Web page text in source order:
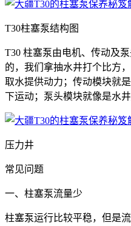
T30柱塞泵结构图
T30 柱塞泵由电机、传动及
的，我们拿抽水井打个比方
取水提供动力；传动模块就
下运动；泵头模块就像是水
压力井
常见问题
一、柱塞泵流量少
柱塞泵运行比较平稳，但是